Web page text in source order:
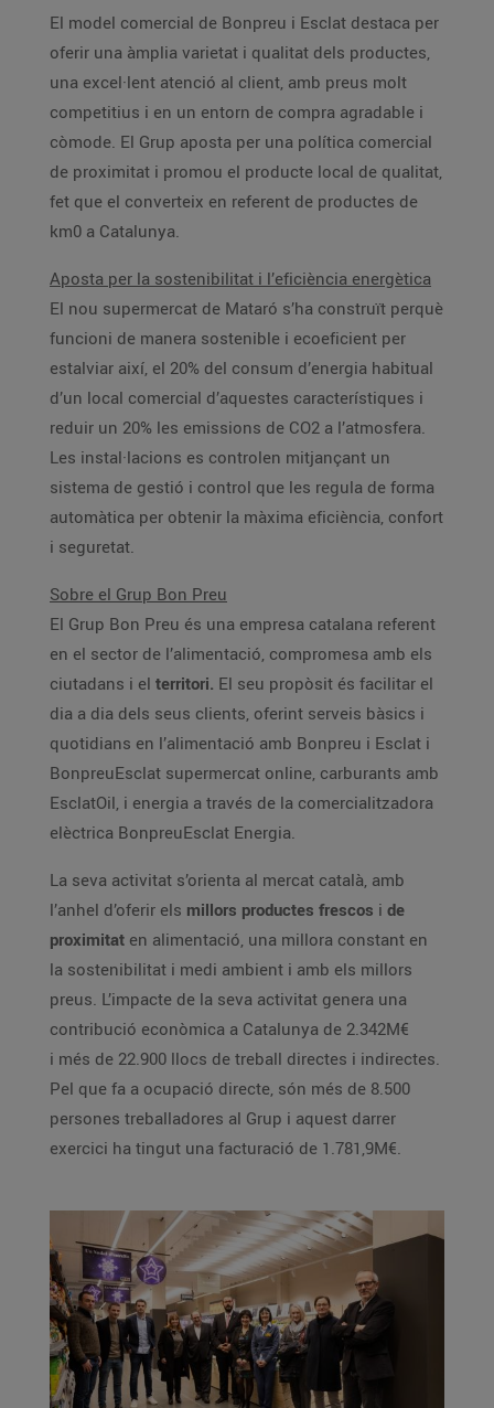
El model comercial de Bonpreu i Esclat destaca per
oferir una àmplia varietat i qualitat dels productes,
una excel·lent atenció al client, amb preus molt
competitius i en un entorn de compra agradable i
còmode. El Grup aposta per una política comercial
de proximitat i promou el producte local de qualitat,
fet que el converteix en referent de productes de
km0 a Catalunya.
Aposta per la sostenibilitat i l’eficiència energètica
El nou supermercat de Mataró s’ha construït perquè
funcioni de manera sostenible i ecoeficient per
estalviar així, el 20% del consum d’energia habitual
d’un local comercial d’aquestes característiques i
reduir un 20% les emissions de CO2 a l’atmosfera.
Les instal·lacions es controlen mitjançant un
sistema de gestió i control que les regula de forma
automàtica per obtenir la màxima eficiència, confort
i seguretat.
Sobre el Grup Bon Preu
El Grup Bon Preu és una empresa catalana referent
en el sector de l’alimentació, compromesa amb els
ciutadans i el territori. El seu propòsit és facilitar el
dia a dia dels seus clients, oferint serveis bàsics i
quotidians en l’alimentació amb Bonpreu i Esclat i
BonpreuEsclat supermercat online, carburants amb
EsclatOil, i energia a través de la comercialitzadora
elèctrica BonpreuEsclat Energia.
La seva activitat s’orienta al mercat català, amb
l’anhel d’oferir els millors productes frescos i de
proximitat en alimentació, una millora constant en
la sostenibilitat i medi ambient i amb els millors
preus. L’impacte de la seva activitat genera una
contribució econòmica a Catalunya de 2.342M€
i més de 22.900 llocs de treball directes i indirectes.
Pel que fa a ocupació directe, són més de 8.500
persones treballadores al Grup i aquest darrer
exercici ha tingut una facturació de 1.781,9M€.